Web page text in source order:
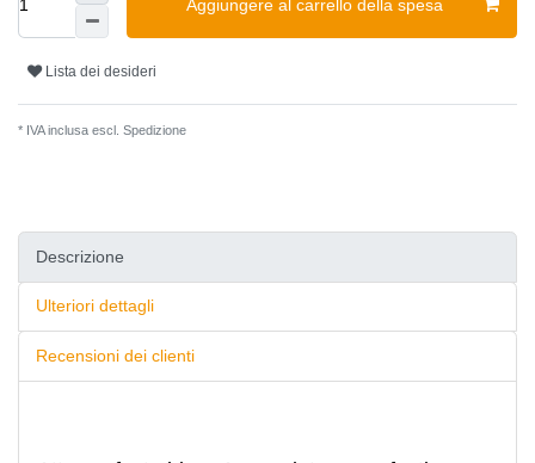
Aggiungere al carrello della spesa
Lista dei desideri
* IVA inclusa escl. Spedizione
Descrizione
Ulteriori dettagli
Recensioni dei clienti